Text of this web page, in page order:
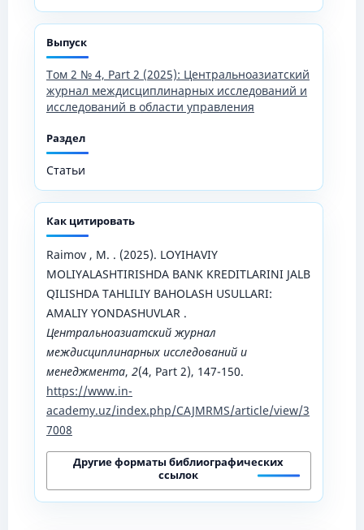
Выпуск
Том 2 № 4, Part 2 (2025): Центральноазиатский
журнал междисциплинарных исследований и
исследований в области управления
Раздел
Статьи
Как цитировать
Raimov , M. . (2025). LOYIHAVIY
MOLIYALASHTIRISHDA BANK KREDITLARINI JALB
QILISHDA TAHLILIY BAHOLASH USULLARI:
AMALIY YONDASHUVLAR .
Центральноазиатский журнал
междисциплинарных исследований и
менеджмента, 2(4, Part 2), 147-150.
https://www.in-
academy.uz/index.php/CAJMRMS/article/view/3
7008
Другие форматы библиографических
ссылок